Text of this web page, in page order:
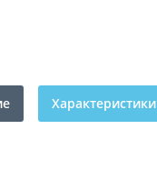
Характеристики